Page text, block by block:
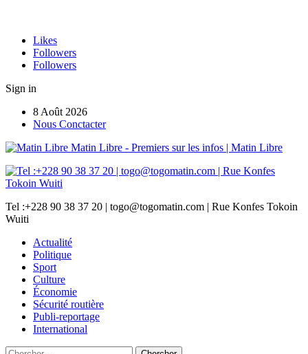
Likes
Followers
Followers
Sign in
8 Août 2026
Nous Conctacter
Matin Libre - Premiers sur les infos | Matin Libre
Tel :+228 90 38 37 20 | togo@togomatin.com | Rue Konfes Tokoin
Wuiti
Actualité
Politique
Sport
Culture
Économie
Sécurité routière
Publi-reportage
International